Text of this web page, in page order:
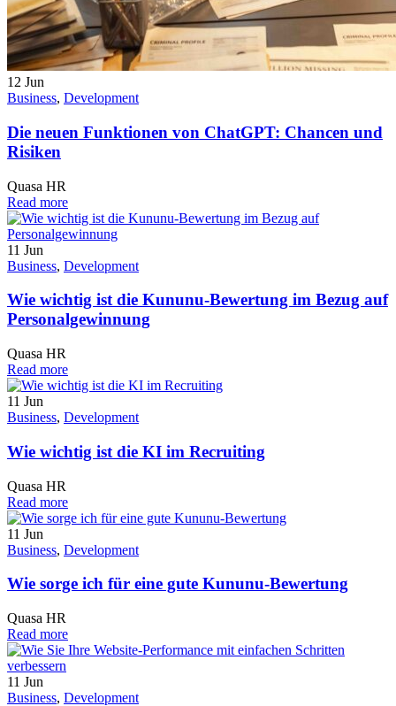
12 Jun
Business, Development
Die neuen Funktionen von ChatGPT: Chancen und
Risiken
Quasa HR
Read more
11 Jun
Business, Development
Wie wichtig ist die Kununu-Bewertung im Bezug auf
Personalgewinnung
Quasa HR
Read more
11 Jun
Business, Development
Wie wichtig ist die KI im Recruiting
Quasa HR
Read more
11 Jun
Business, Development
Wie sorge ich für eine gute Kununu-Bewertung
Quasa HR
Read more
11 Jun
Business, Development